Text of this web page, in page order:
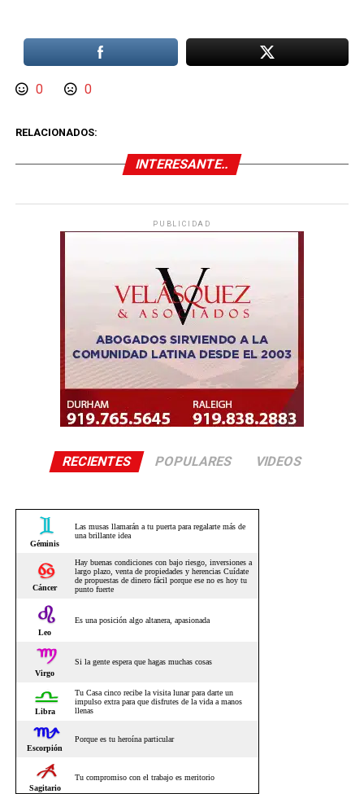
0 0
RELACIONADOS:
INTERESANTE..
PUBLICIDAD
RECIENTES POPULARES VIDEOS